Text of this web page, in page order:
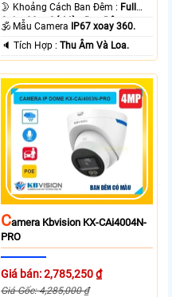
🌛 Khoảng Cách Ban Đêm : Full
Color 30m Có Màu Ban Ðêm.
🕉️ Mẫu Camera IP67 xoay 360.
️🔈 Tích Hợp :Thu Âm Và Loa.
CAmera Kbvision KX-CAi4004N-
PRO
Giá bán: 2,785,250 ₫
Giá Gốc: 4,285,000 ₫